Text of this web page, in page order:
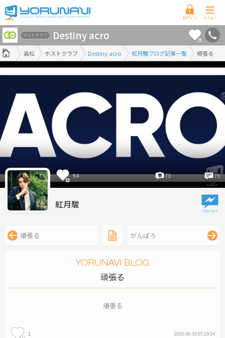
香
川
県
版
高松 ホストクラブ Destiny acro 紅月駿ブログ記事一覧 頑張る
ホストクラブ Destiny acro
94 73 79
紅月駿
頑張る がんばろ
頑張る
頑張る
1 2025-06-10 07:19:14